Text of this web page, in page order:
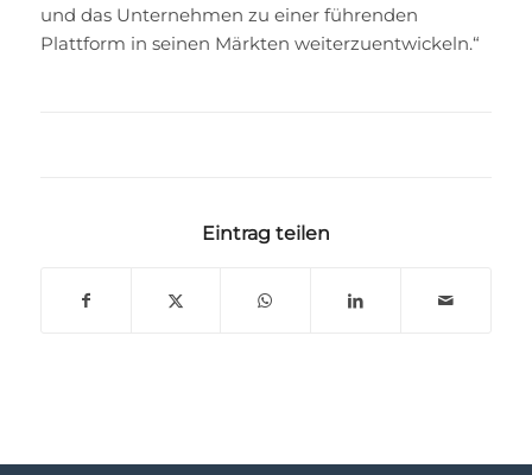
und das Unternehmen zu einer führenden
Plattform in seinen Märkten weiterzuentwickeln.“
Eintrag teilen